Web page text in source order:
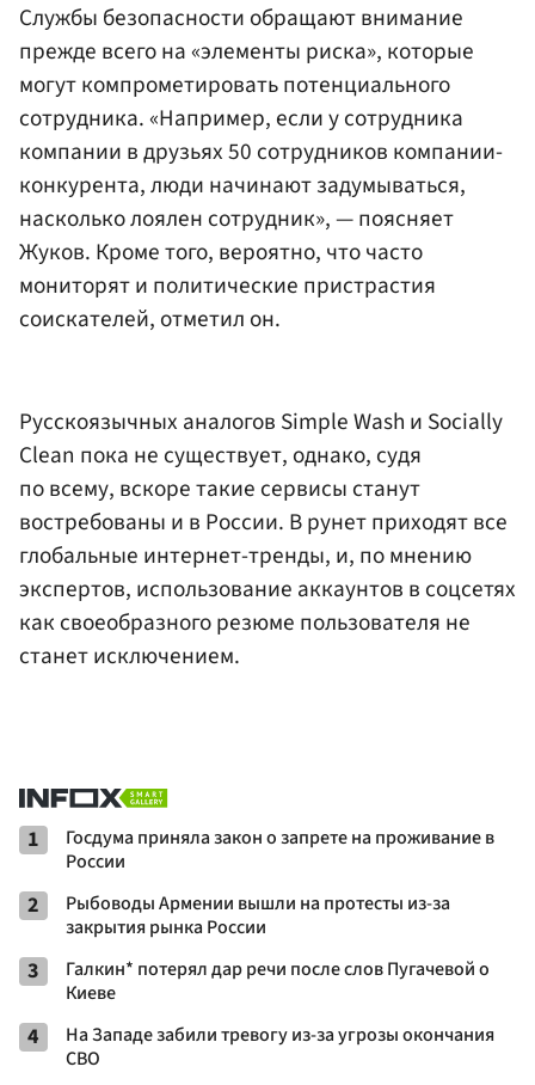
Службы безопасности обращают внимание
прежде всего на «элементы риска», которые
могут компрометировать потенциального
сотрудника. «Например, если у сотрудника
компании в друзьях 50 сотрудников компании-
конкурента, люди начинают задумываться,
насколько лоялен сотрудник», — поясняет
Жуков. Кроме того, вероятно, что часто
мониторят и политические пристрастия
соискателей, отметил он.
Русскоязычных аналогов Simple Wash и Socially
Clean пока не существует, однако, судя
по всему, вскоре такие сервисы станут
востребованы и в России. В рунет приходят все
глобальные интернет-тренды, и, по мнению
экспертов, использование аккаунтов в соцсетях
как своеобразного резюме пользователя не
станет исключением.
1
Госдума приняла закон о запрете на проживание в
России
2
Рыбоводы Армении вышли на протесты из-за
закрытия рынка России
3
Галкин* потерял дар речи после слов Пугачевой о
Киеве
4
На Западе забили тревогу из-за угрозы окончания
СВО